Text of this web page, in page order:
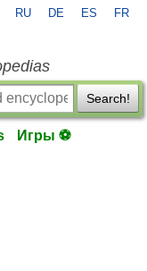
RU DE ES FR
Search!
Игры ⚽